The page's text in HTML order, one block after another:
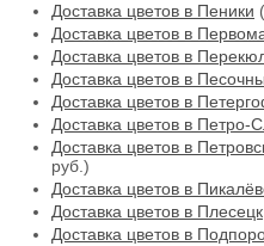
Доставка цветов в Пеники
Доставка цветов в
Доставка цветов в
Доставка цветов в
Доставка цветов в
Доставка цветов в Петро-
Доставка цветов в
руб.)
Доставка цветов в
Доставка цветов в Плесецк
Доставка цветов в